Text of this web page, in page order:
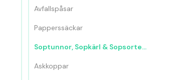
Avfallspåsar
Papperssäckar
Soptunnor, Sopkärl & Sopsorteringskärl
Askkoppar